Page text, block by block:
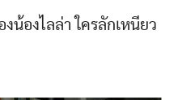
องไลล่า ใครลักเหนียว